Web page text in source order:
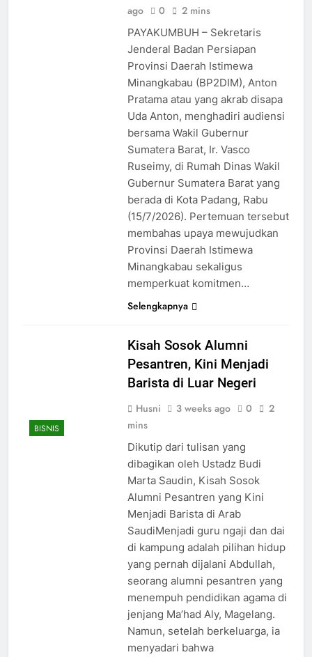
ago
0 2 mins
PAYAKUMBUH – Sekretaris
Jenderal Badan Persiapan
Provinsi Daerah Istimewa
Minangkabau (BP2DIM), Anton
Pratama atau yang akrab disapa
Uda Anton, menghadiri audiensi
bersama Wakil Gubernur
Sumatera Barat, Ir. Vasco
Ruseimy, di Rumah Dinas Wakil
Gubernur Sumatera Barat yang
berada di Kota Padang, Rabu
(15/7/2026). Pertemuan tersebut
membahas upaya mewujudkan
Provinsi Daerah Istimewa
Minangkabau sekaligus
memperkuat komitmen…
Selengkapnya
BISNIS
Kisah Sosok Alumni
Pesantren, Kini Menjadi
Barista di Luar Negeri
Husni 3 weeks ago 0
2
mins
Dikutip dari tulisan yang
dibagikan oleh Ustadz Budi
Marta Saudin, Kisah Sosok
Alumni Pesantren yang Kini
Menjadi Barista di Arab
SaudiMenjadi guru ngaji dan dai
di kampung adalah pilihan hidup
yang pernah dijalani Abdullah,
seorang alumni pesantren yang
menempuh pendidikan agama di
jenjang Ma’had Aly, Magelang.
Namun, setelah berkeluarga, ia
menyadari bahwa